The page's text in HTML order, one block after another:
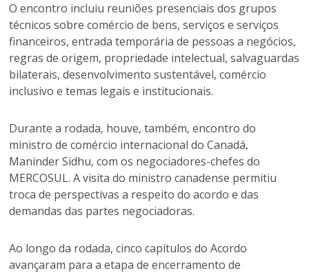
O encontro incluiu reuniões presenciais dos grupos
técnicos sobre comércio de bens, serviços e serviços
financeiros, entrada temporária de pessoas a negócios,
regras de origem, propriedade intelectual, salvaguardas
bilaterais, desenvolvimento sustentável, comércio
inclusivo e temas legais e institucionais.
Durante a rodada, houve, também, encontro do
ministro de comércio internacional do Canadá,
Maninder Sidhu, com os negociadores-chefes do
MERCOSUL. A visita do ministro canadense permitiu
troca de perspectivas a respeito do acordo e das
demandas das partes negociadoras.
Ao longo da rodada, cinco capítulos do Acordo
avançaram para a etapa de encerramento de